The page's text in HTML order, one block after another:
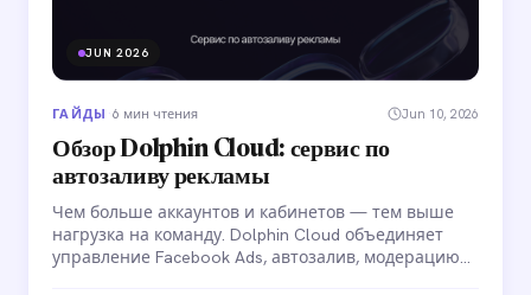
JUN 2026
ГАЙДЫ ·6 мин чтения Jun 10, 2026
Обзор Dolphin Cloud: сервис по
автозаливу рекламы
Чем больше аккаунтов и кабинетов — тем выше
нагрузка на команду. Dolphin Cloud объединяет
управление Facebook Ads, автозалив, модерацию